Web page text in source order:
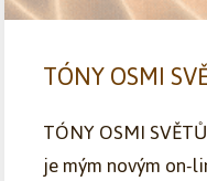
TÓNY OSMI
TÓNY OSMI
je mým novým on-